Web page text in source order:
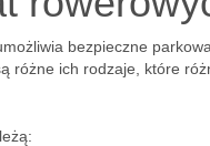
bezpieczne
różne ich rodzaje, które